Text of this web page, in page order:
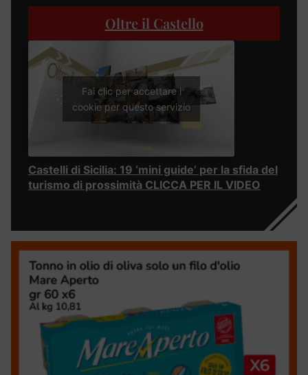
Oltre il Castello
Fai clic per accettare i
cookie per questo servizio
Castelli di Sicilia: 19 ‘mini guide’ per la sfida del
turismo di prossimità CLICCA PER IL VIDEO